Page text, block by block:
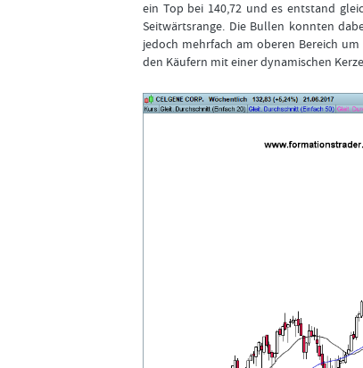
ein Top bei 140,72 und es entstand
Seitwärtsrange. Die Bullen konnten
jedoch mehrfach am oberen Bereich
den Käufern mit einer dynamischen